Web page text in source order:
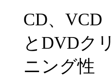
CD、 VCD
と DVDクリ
ニング性